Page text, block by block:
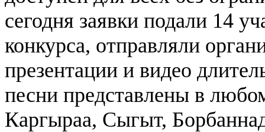
сегодня заявки подали 14
конкурса, отправляли
презентации и видео
песни представлены в
Каргыраа, Сыгыт,